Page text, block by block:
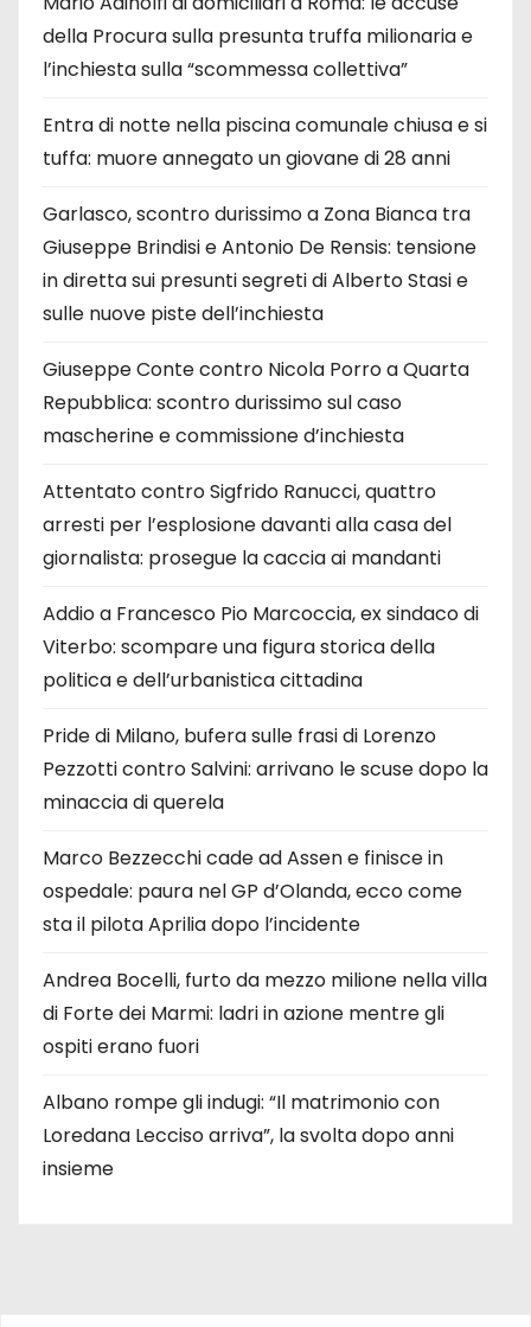
della Procura sulla presunta truffa milionaria e
l’inchiesta sulla “scommessa collettiva”
Entra di notte nella piscina comunale chiusa e si
tuffa: muore annegato un giovane di 28 anni
Garlasco, scontro durissimo a Zona Bianca tra
Giuseppe Brindisi e Antonio De Rensis: tensione
in diretta sui presunti segreti di Alberto Stasi e
sulle nuove piste dell’inchiesta
Giuseppe Conte contro Nicola Porro a Quarta
Repubblica: scontro durissimo sul caso
mascherine e commissione d’inchiesta
Attentato contro Sigfrido Ranucci, quattro
arresti per l’esplosione davanti alla casa del
giornalista: prosegue la caccia ai mandanti
Addio a Francesco Pio Marcoccia, ex sindaco di
Viterbo: scompare una figura storica della
politica e dell’urbanistica cittadina
Pride di Milano, bufera sulle frasi di Lorenzo
Pezzotti contro Salvini: arrivano le scuse dopo la
minaccia di querela
Marco Bezzecchi cade ad Assen e finisce in
ospedale: paura nel GP d’Olanda, ecco come
sta il pilota Aprilia dopo l’incidente
Andrea Bocelli, furto da mezzo milione nella villa
di Forte dei Marmi: ladri in azione mentre gli
ospiti erano fuori
Albano rompe gli indugi: “Il matrimonio con
Loredana Lecciso arriva”, la svolta dopo anni
insieme